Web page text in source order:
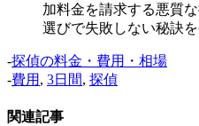
加料金を請求する悪質
選びで失敗しない秘訣
-探偵の料金・費用・相場
-費用 , 3日間, 探偵
関連記事